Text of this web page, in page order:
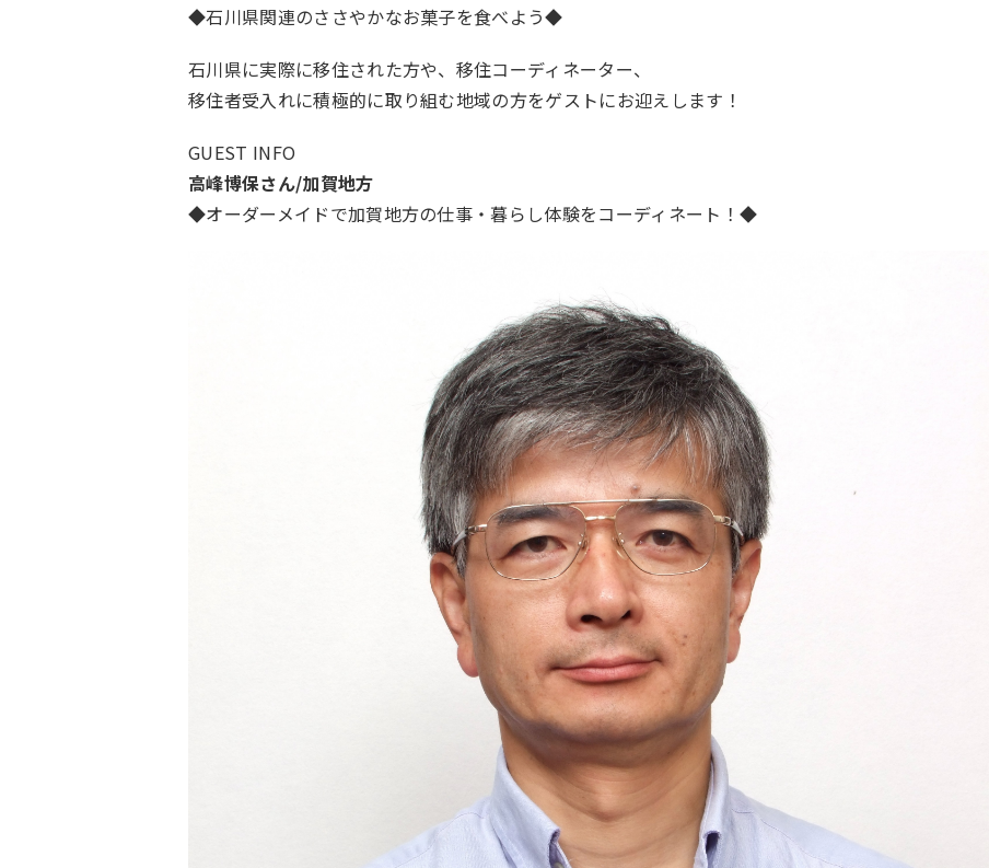
◆石川県関連のささやかなお菓子を食べよう◆
石川県に実際に移住された方や、移住コーディネーター、
移住者受入れに積極的に取り組む地域の方をゲストにお迎えします！
GUEST INFO
高峰博保さん/加賀地方
◆オーダーメイドで加賀地方の仕事・暮らし体験をコーディネート！◆